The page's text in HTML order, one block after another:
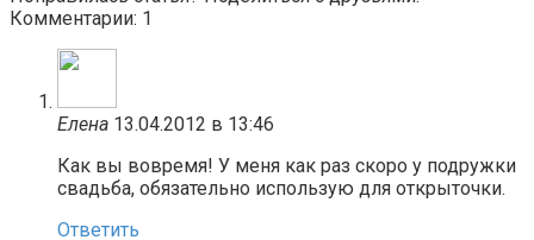
Комментарии: 1
Елена 13.04.2012 в 13:46
Как вы вовремя! У меня как раз скоро у подружки
свадьба, обязательно использую для открыточки.
Ответить